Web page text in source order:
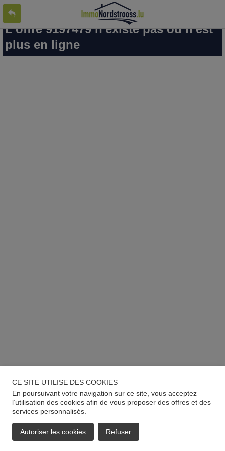
L'offre 9197479 n'existe pas ou n'est
plus en ligne
CE SITE UTILISE DES COOKIES
En poursuivant votre navigation sur ce site, vous acceptez
l’utilisation des cookies afin de vous proposer des offres et des
services personnalisés.
Autoriser les cookies Refuser